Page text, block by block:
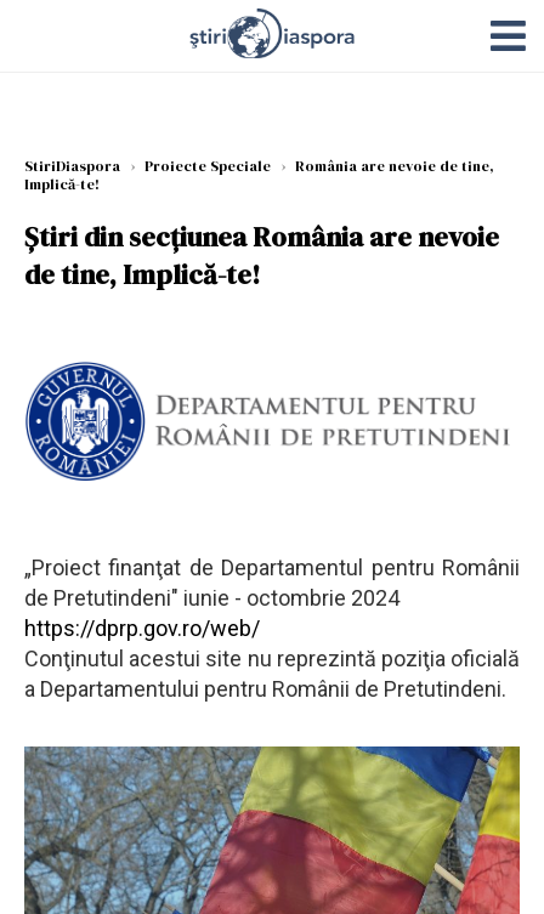
StiriDiaspora › Proiecte Speciale › România are nevoie de tine,
Implică-te!
Știri din secțiunea România are nevoie
de tine, Implică-te!
„Proiect finanţat de Departamentul pentru Românii
de Pretutindeni" iunie - octombrie 2024
https://dprp.gov.ro/web/
Conţinutul acestui site nu reprezintă poziţia oficială
a Departamentului pentru Românii de Pretutindeni.